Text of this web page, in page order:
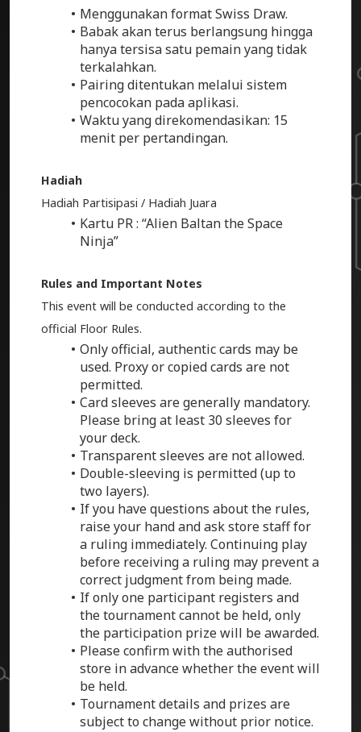
Menggunakan format Swiss Draw.
Babak akan terus berlangsung hingga
hanya tersisa satu pemain yang tidak
terkalahkan.
Pairing ditentukan melalui sistem
pencocokan pada aplikasi.
Waktu yang direkomendasikan: 15
menit per pertandingan.
Hadiah
Hadiah Partisipasi / Hadiah Juara
Kartu PR : “Alien Baltan the Space
Ninja”
Rules and Important Notes
This event will be conducted according to the
official Floor Rules.
Only official, authentic cards may be
used. Proxy or copied cards are not
permitted.
Card sleeves are generally mandatory.
Please bring at least 30 sleeves for
your deck.
Transparent sleeves are not allowed.
Double-sleeving is permitted (up to
two layers).
If you have questions about the rules,
raise your hand and ask store staff for
a ruling immediately. Continuing play
before receiving a ruling may prevent a
correct judgment from being made.
If only one participant registers and
the tournament cannot be held, only
the participation prize will be awarded.
Please confirm with the authorised
store in advance whether the event will
be held.
Tournament details and prizes are
subject to change without prior notice.